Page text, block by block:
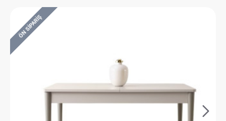
ÖN SIPARIŞ